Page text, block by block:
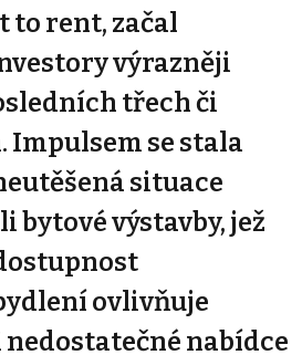
to rent, začal
výrazněji
třech či
Impulsem se stala
situace
bytové výstavby, jež
ovlivňuje
nedostatečné nabídce